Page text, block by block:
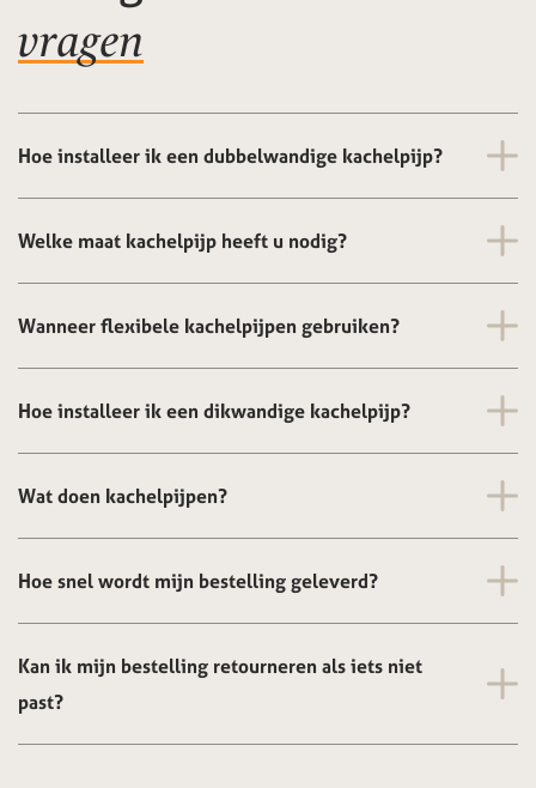
vragen
Hoe installeer ik een dubbelwandige kachelpijp?
Welke maat kachelpijp heeft u nodig?
Wanneer flexibele kachelpijpen gebruiken?
Hoe installeer ik een dikwandige kachelpijp?
Wat doen kachelpijpen?
Hoe snel wordt mijn bestelling geleverd?
Kan ik mijn bestelling retourneren als iets niet
past?